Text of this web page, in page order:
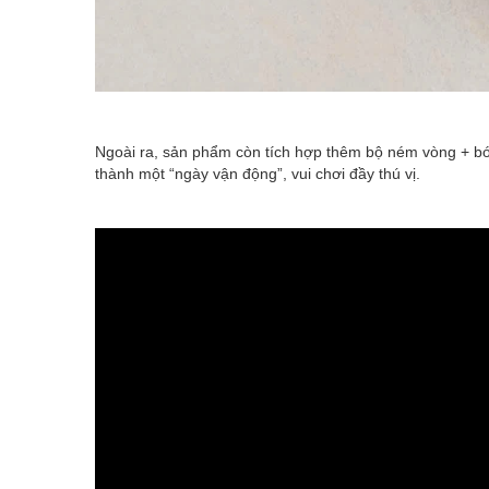
Ngoài ra, sản phẩm còn tích hợp thêm bộ ném vòng +
thành một “ngày vận động”, vui chơi đầy thú vị.